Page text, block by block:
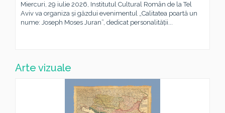
Miercuri, 29 iulie 2026, Institutul Cultural Român de la Tel
Aviv va organiza și găzdui evenimentul „Calitatea poartă un
nume: Joseph Moses Juran”, dedicat personalității...
Arte vizuale